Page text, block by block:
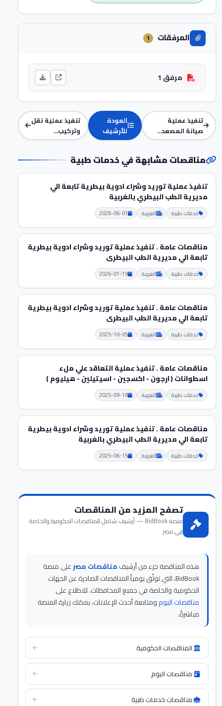
المرفقات 1
مرفق 1
تنفيذ عملية
صيانة المصعد...
العودة
للأرشيف
تنفيذ عملية نقل
وتركيب...
مناقصات مشابهة في خدمات طبية
تنفيذ عملية توريد وشراء ادوية بيطرية تابعة الي
مديرية الطب البيطري بالغربية
خدمات طبية الغربية 2026-06-01
مناقصات عامة . تنفيذ عملية توريد وشراء ادوية بيطرية
تابعة الي مديرية الطب البيطرى
خدمات طبية الغربية 2026-01-19
مناقصات عامة . تنفيذ عملية توريد وشراء ادوية بيطرية
تابعة الي مديرية الطب البيطرى
خدمات طبية الغربية 2025-10-05
مناقصات عامة . تنفيذ عملية التعاقد علي ملء
اسطوانات ( ارجون - اكسجين - اسيتيلين - هيليوم )
خدمات طبية الغربية 2025-09-18
مناقصات عامة . تنفيذ عملية توريد وشراء ادوية بيطرية
تابعة الي مديرية الطب البيطري بالغربية
خدمات طبية الغربية 2025-06-15
تصفح المزيد من المناقصات
منصة BidBook — أرشيف شامل للمناقصات الحكومية والخاصة
في مصر
هذه المناقصة جزء من أرشيفمناقصات مصرعلى منصة
BidBook، التي توثّق يومياً المناقصات الصادرة عن الجهات
الحكومية والخاصة في جميع المحافظات. للاطلاع على
مناقصات اليومومتابعة أحدث الإعلانات، يمكنك زيارة المنصة
مباشرةً.
المناقصات الحكومية
مناقصات اليوم
مناقصات خدمات طبية